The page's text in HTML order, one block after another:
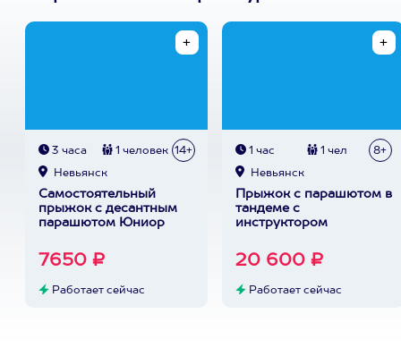
3 часа 1 человек 14+
Невьянск
Самостоятельный
прыжок с десантным
парашютом Юниор
7650 ₽
Работает сейчас
1 час 1 чел 8+
Невьянск
Прыжок с парашютом в
тандеме с
инструктором
20 600 ₽
Работает сейчас